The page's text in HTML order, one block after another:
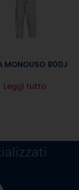
MONOUSO 800J
Leggi tutto